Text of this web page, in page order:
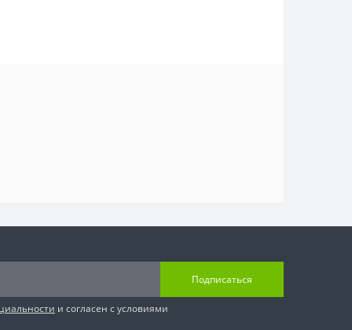
Подписаться
и согласен с условиями